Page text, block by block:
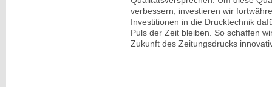
verbessern, investieren wir
Investitionen in die Drucktechnik
Puls der Zeit bleiben. So schaffen
Zukunft des Zeitungsdrucks